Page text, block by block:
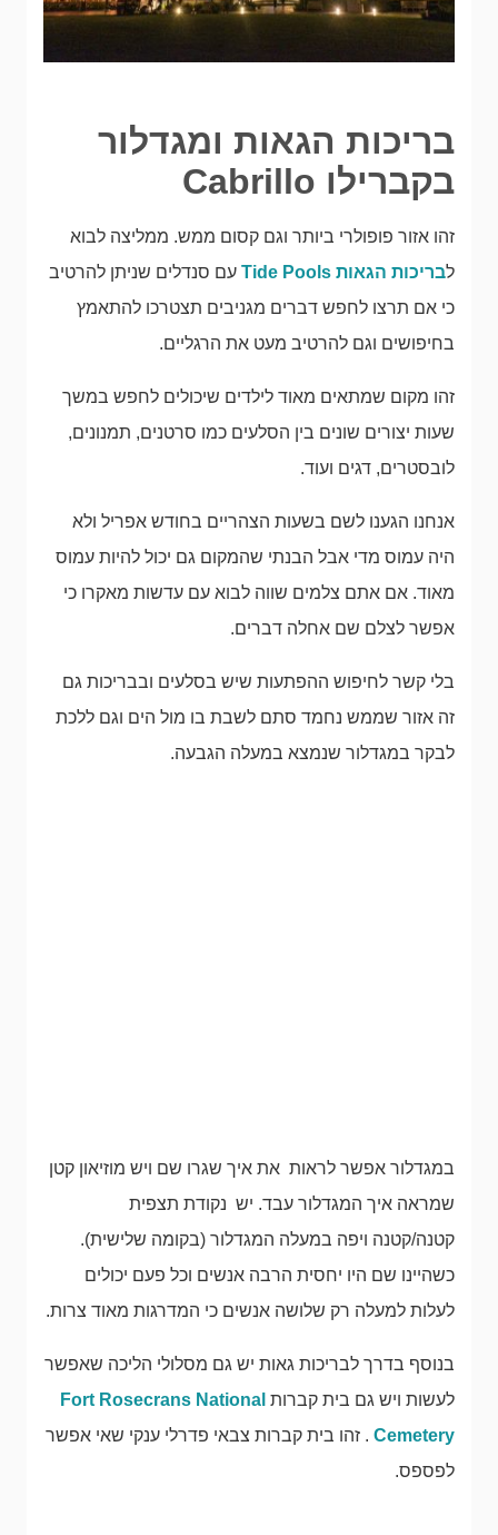
בריכות הגאות ומגדלור
בקברילו Cabrillo
זהו אזור פופולרי ביותר וגם קסום ממש. ממליצה לבוא
לבריכות הגאות Tide Pools
עם סנדלים שניתן להרטיב
כי אם תרצו לחפש דברים מגניבים תצטרכו להתאמץ
בחיפושים וגם להרטיב מעט את הרגליים.
זהו מקום שמתאים מאוד לילדים שיכולים לחפש במשך
שעות יצורים שונים בין הסלעים כמו סרטנים, תמנונים,
לובסטרים, דגים ועוד.
אנחנו הגענו לשם בשעות הצהריים בחודש אפריל ולא
היה עמוס מדי אבל הבנתי שהמקום גם יכול להיות עמוס
מאוד. אם אתם צלמים שווה לבוא עם עדשות מאקרו כי
אפשר לצלם שם אחלה דברים.
בלי קשר לחיפוש ההפתעות שיש בסלעים ובבריכות גם
זה אזור שממש נחמד סתם לשבת בו מול הים וגם ללכת
לבקר במגדלור שנמצא במעלה הגבעה.
במגדלור אפשר לראות את איך שגרו שם ויש מוזיאון קטן
שמראה איך המגדלור עבד. יש נקודת תצפית
קטנה/קטנה ויפה במעלה המגדלור (בקומה שלישית).
כשהיינו שם היו יחסית הרבה אנשים וכל פעם יכולים
לעלות למעלה רק שלושה אנשים כי המדרגות מאוד צרות.
בנוסף בדרך לבריכות גאות יש גם מסלולי הליכה שאפשר
לעשות ויש גם בית קברות Fort Rosecrans National
Cemetery . זהו בית קברות צבאי פדרלי ענקי שאי אפשר
לפספס.